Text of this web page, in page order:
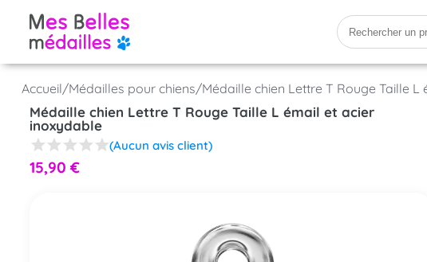
Accueil/Médailles pour chiens/Médaille chien Lettre T Rouge Taille
Médaille chien Lettre T Rouge Taille L émail et acier
inoxydable
(Aucun avis client)
15,90 €